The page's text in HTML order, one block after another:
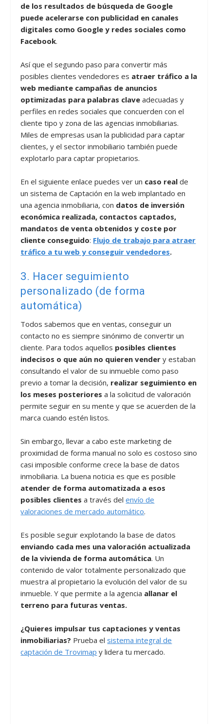
de los resultados de búsqueda de Google
puede acelerarse con publicidad en canales
digitales como Google y redes sociales como
Facebook.
Así que el segundo paso para convertir más
posibles clientes vendedores es atraer tráfico a la
web mediante campañas de anuncios
optimizadas para palabras clave adecuadas y
perfiles en redes sociales que concuerden con el
cliente tipo y zona de las agencias inmobiliarias.
Miles de empresas usan la publicidad para captar
clientes, y el sector inmobiliario también puede
explotarlo para captar propietarios.
En el siguiente enlace puedes ver un caso realde
un sistema de Captación en la web implantado en
una agencia inmobiliaria, con datos de inversión
económica realizada, contactos captados,
mandatos de venta obtenidos y coste por
cliente conseguido: Flujo de trabajo para atraer
tráfico a tu web y conseguir vendedores.
3. Hacer seguimiento
personalizado (de forma
automática)
Todos sabemos que en ventas, conseguir un
contacto no es siempre sinónimo de convertir un
cliente. Para todos aquellos posibles clientes
indecisos o que aún no quieren vendery estaban
consultando el valor de su inmueble como paso
previo a tomar la decisión, realizar seguimiento en
los meses posteriores a la solicitud de valoración
permite seguir en su mente y que se acuerden de la
marca cuando estén listos.
Sin embargo, llevar a cabo este marketing de
proximidad de forma manual no solo es costoso sino
casi imposible conforme crece la base de datos
inmobiliaria. La buena noticia es que es posible
atender de forma automatizada a esos
posibles clientesa través delenvío de
valoraciones de mercado automático.
Es posible seguir explotando la base de datos
enviando cada mes una valoración actualizada
de la vivienda de forma automática. Un
contenido de valor totalmente personalizado que
muestra al propietario la evolución del valor de su
inmueble. Y que permite a la agencia allanar el
terreno para futuras ventas.
¿Quieres impulsar tus captaciones y ventas
inmobiliarias? Prueba elsistema integral de
captación de Trovimap y lidera tu mercado.